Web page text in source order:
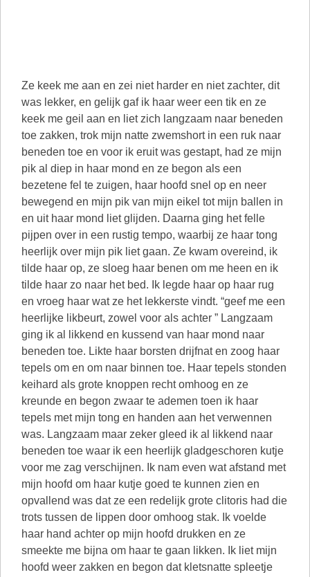
Ze keek me aan en zei niet harder en niet zachter, dit
was lekker, en gelijk gaf ik haar weer een tik en ze
keek me geil aan en liet zich langzaam naar beneden
toe zakken, trok mijn natte zwemshort in een ruk naar
beneden toe en voor ik eruit was gestapt, had ze mijn
pik al diep in haar mond en ze begon als een
bezetene fel te zuigen, haar hoofd snel op en neer
bewegend en mijn pik van mijn eikel tot mijn ballen in
en uit haar mond liet glijden. Daarna ging het felle
pijpen over in een rustig tempo, waarbij ze haar tong
heerlijk over mijn pik liet gaan. Ze kwam overeind, ik
tilde haar op, ze sloeg haar benen om me heen en ik
tilde haar zo naar het bed. Ik legde haar op haar rug
en vroeg haar wat ze het lekkerste vindt. “geef me een
heerlijke likbeurt, zowel voor als achter ” Langzaam
ging ik al likkend en kussend van haar mond naar
beneden toe. Likte haar borsten drijfnat en zoog haar
tepels om en om naar binnen toe. Haar tepels stonden
keihard als grote knoppen recht omhoog en ze
kreunde en begon zwaar te ademen toen ik haar
tepels met mijn tong en handen aan het verwennen
was. Langzaam maar zeker gleed ik al likkend naar
beneden toe waar ik een heerlijk gladgeschoren kutje
voor me zag verschijnen. Ik nam even wat afstand met
mijn hoofd om haar kutje goed te kunnen zien en
opvallend was dat ze een redelijk grote clitoris had die
trots tussen de lippen door omhoog stak. Ik voelde
haar hand achter op mijn hoofd drukken en ze
smeekte me bijna om haar te gaan likken. Ik liet mijn
hoofd weer zakken en begon dat kletsnatte spleetje